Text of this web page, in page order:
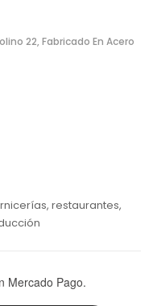
22, Fabricado En Acero
restaurantes,
Mercado Pago.